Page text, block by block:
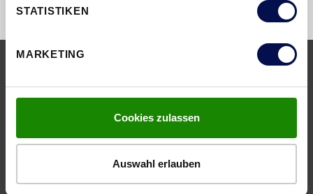
STATISTIKEN
MARKETING
Cookies zulassen
Auswahl erlauben
SERVICE & DOWNLOAD
Hier finden Sie alle wichtigen
Unterlagen
ZUM DOWNLOAD